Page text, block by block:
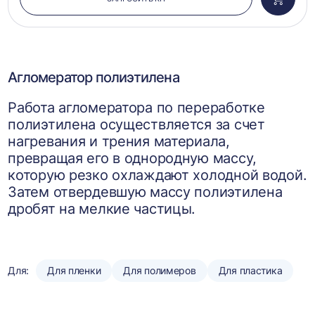
в
Агломератор полиэтилена
Работа агломератора по переработке
полиэтилена осуществляется за счет
нагревания и трения материала,
превращая его в однородную массу,
которую резко охлаждают холодной водой.
Затем отвердевшую массу полиэтилена
дробят на мелкие частицы.
Для: Для пленки Для полимеров Для пластика